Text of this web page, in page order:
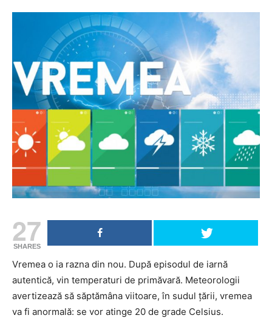
27
SHARES
Vremea o ia razna din nou. După episodul de iarnă
autentică, vin temperaturi de primăvară. Meteorologii
avertizează să săptămâna viitoare, în sudul țării, vremea
va fi anormală: se vor atinge 20 de grade Celsius.